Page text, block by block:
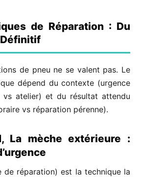
de Réparation : Du
de pneu ne se valent pas. Le
dépend du contexte (urgence
atelier) et du résultat attendu
vs réparation pérenne).
La mèche extérieure :
de réparation) est la technique la